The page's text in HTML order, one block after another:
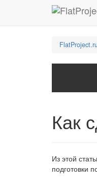
FlatProject.ru
Как
Из этой
подготовки